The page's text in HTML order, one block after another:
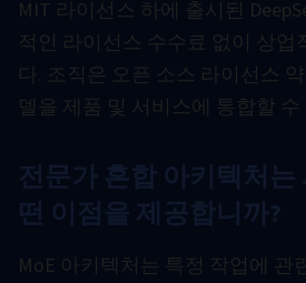
MIT 라이선스 하에 출시된
적인 라이선스 수수료 없이 상업
다. 조직은 오픈 소스 라이선스
델을 제품 및 서비스에 통합할 수
전문가 혼합 아키텍처는
떤 이점을 제공합니까?
MoE 아키텍처는 특정 작업에 관